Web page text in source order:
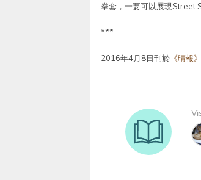
拳套，一要可以展現Street
***
2016年4月8日刊於 《晴報》